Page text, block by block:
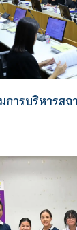
ารบริหารสถ